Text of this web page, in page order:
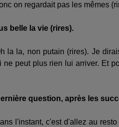
on regardait pas les mêmes
belle la vie (rires).
la la, non putain (rires). Je
ne peut plus rien lui arriver. Et
question, après les
l'instant, c'est d'allez au